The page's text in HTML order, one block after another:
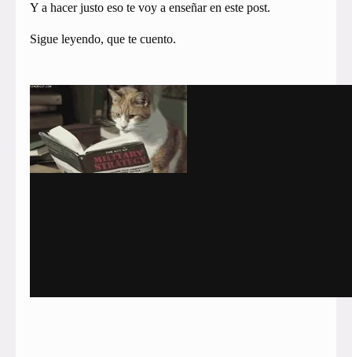
Y a hacer justo eso te voy a enseñar en este post.
Sigue leyendo, que te cuento.